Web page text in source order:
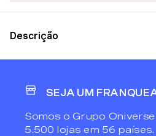
Descrição
SEJA UM
Somos o Grupo
5.500 lojas em 56